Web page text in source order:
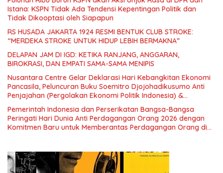
Istana: KSPN Tidak Ada Tendensi Kepentingan Politik dan
Tidak Dikooptasi oleh Siapapun
RS HUSADA JAKARTA 1924 RESMI BENTUK CLUB STROKE:
“MERDEKA STROKE UNTUK HIDUP LEBIH BERMAKNA”
DELAPAN JAM DI IGD: KETIKA RANJANG, ANGGARAN,
BIROKRASI, DAN EMPATI SAMA-SAMA MENIPIS
Nusantara Centre Gelar Deklarasi Hari Kebangkitan Ekonomi
Pancasila, Peluncuran Buku Soemitro Djojohadikusumo Anti
Penjajahan (Pergolakan Ekonomi Politik Indonesia) &
Simposium Nasional “Urgensi Undang-Undang Perekonomian
Nasional dan Kesejahteraan Sosial dalam Menata Bangsa
Menuju Indonesia Emas 2045”,
Pemerintah Indonesia dan Perserikatan Bangsa-Bangsa
Peringati Hari Dunia Anti Perdagangan Orang 2026 dengan
Komitmen Baru untuk Memberantas Perdagangan Orang di